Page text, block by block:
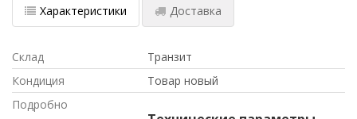
Характеристики Доставка
Склад
Транзит
Кондиция
Товар новый
Подробно